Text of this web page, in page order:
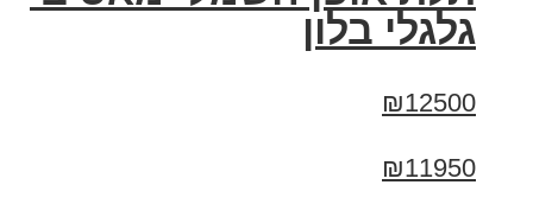
גלגלי בלון
₪12500
₪11950